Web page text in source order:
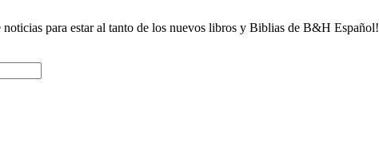
noticias para estar al tanto de los nuevos libros y Biblias de B&H Español!